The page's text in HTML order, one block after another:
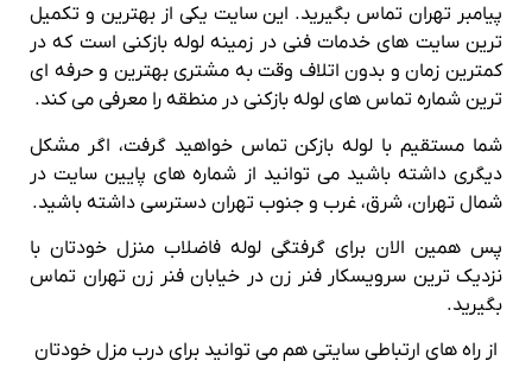
پیامبر تهران تماس بگیرید. این سایت یکی از بهترین و تکمیل
ترین سایت های خدمات فنی در زمینه لوله بازکنی است که در
کمترین زمان و بدون اتلاف وقت به مشتری بهترین و حرفه ای
ترین شماره تماس های لوله بازکنی در منطقه را معرفی می کند.
شما مستقیم با لوله بازکن تماس خواهید گرفت، اگر مشکل
دیگری داشته باشید می توانید از شماره های پایین سایت در
شمال تهران، شرق، غرب و جنوب تهران دسترسی داشته باشید.
پس همین الان برای گرفتگی لوله فاضلاب منزل خودتان با
نزدیک ترین سرویسکار فنر زن در خیابان فنر زن تهران تماس
بگیرید.
از راه های ارتباطی سایتی هم می توانید برای درب مزل خودتان